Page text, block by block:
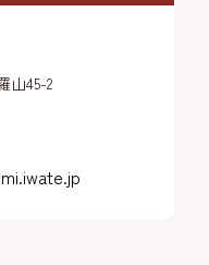
山45-2